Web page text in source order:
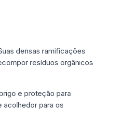
densas ramificações
resíduos orgânicos
e proteção para
acolhedor para os